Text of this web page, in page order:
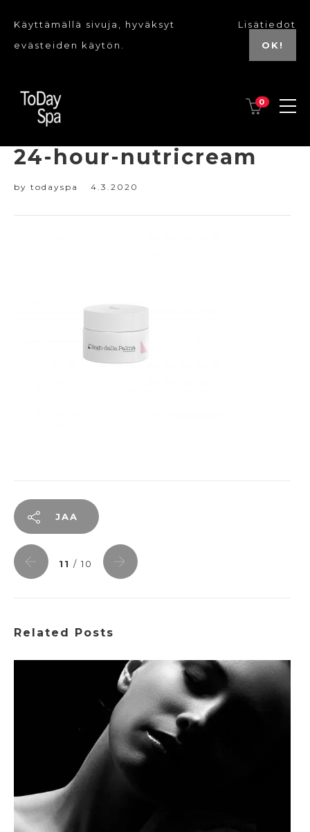
Käyttämällä sivuja, hyväksyt
evästeiden käytön.
Lisätiedot
OK!
0
PF02041_ultra-gentle-
24-hour-nutricream
by todayspa 4.3.2020
JAA
11 / 10
Related Posts